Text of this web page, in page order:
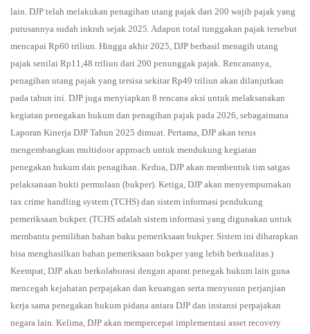
lain. DJP telah melakukan penagihan utang pajak dari 200 wajib pajak yang
putusannya sudah inkrah sejak 2025. Adapun total tunggakan pajak tersebut
mencapai Rp60 triliun. Hingga akhir 2025, DJP berhasil menagih utang
pajak senilai Rp11,48 triliun dari 200 penunggak pajak. Rencananya,
penagihan utang pajak yang tersisa sekitar Rp49 triliun akan dilanjutkan
pada tahun ini. DJP juga menyiapkan 8 rencana aksi untuk melaksanakan
kegiatan penegakan hukum dan penagihan pajak pada 2026, sebagaimana
Laporan Kinerja DJP Tahun 2025 dimuat. Pertama, DJP akan terus
mengembangkan multidoor approach untuk mendukung kegiatan
penegakan hukum dan penagihan. Kedua, DJP akan membentuk tim satgas
pelaksanaan bukti permulaan (bukper). Ketiga, DJP akan menyempurnakan
tax crime handling system (TCHS) dan sistem informasi pendukung
pemeriksaan bukper. (TCHS adalah sistem informasi yang digunakan untuk
membantu pemilihan bahan baku pemeriksaan bukper. Sistem ini diharapkan
bisa menghasilkan bahan pemeriksaan bukper yang lebih berkualitas.)
Keempat, DJP akan berkolaborasi dengan aparat penegak hukum lain guna
mencegah kejahatan perpajakan dan keuangan serta menyusun perjanjian
kerja sama penegakan hukum pidana antara DJP dan instansi perpajakan
negara lain. Kelima, DJP akan mempercepat implementasi asset recovery